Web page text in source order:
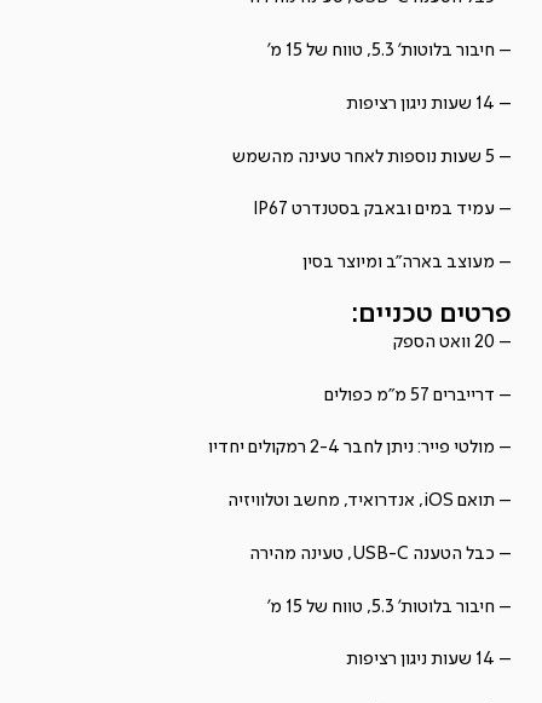
– חיבור בלוטות' 5.3, טווח של 15 מ'
– 14 שעות ניגון רציפות
– 5 שעות נוספות לאחר טעינה מהשמש
– עמיד במים ובאבק בסטנדרט IP67
– מעוצב בארה"ב ומיוצר בסין
פרטים טכניים:
– 20 וואט הספק
– דרייברים 57 מ"מ כפולים
– מולטי פייר: ניתן לחבר 2-4 רמקולים יחדיו
– תואם iOS, אנדרואיד, מחשב וטלוויזיה
– כבל הטענה USB-C, טעינה מהירה
– חיבור בלוטות' 5.3, טווח של 15 מ'
– 14 שעות ניגון רציפות